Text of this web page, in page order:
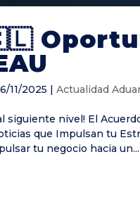
11/2025 |Actualidad
siguiente nivel! El
que Impulsan tu
tu negocio hacia un...